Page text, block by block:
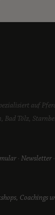
auf
Bad Tölz,
· Newsletter·
Coachings